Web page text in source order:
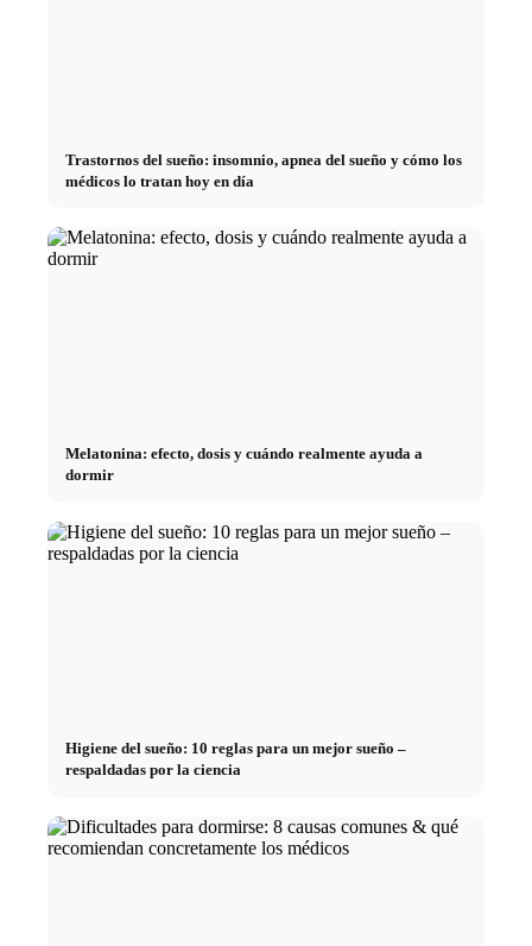
Trastornos del sueño: insomnio, apnea del sueño y cómo los
médicos lo tratan hoy en día
Melatonina: efecto, dosis y cuándo realmente ayuda a
dormir
Higiene del sueño: 10 reglas para un mejor sueño –
respaldadas por la ciencia